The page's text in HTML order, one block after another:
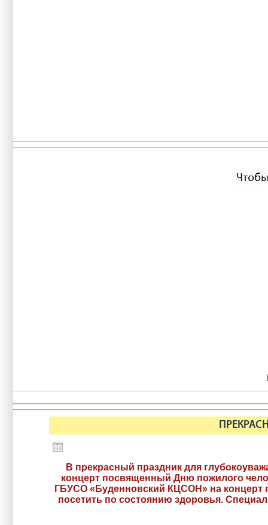
В прекрасный праздник для
концерт посвященный Дню пожилого
ГБУСО «Буденновский КЦСОН» на концерт
посетить по состоянию здоровья.